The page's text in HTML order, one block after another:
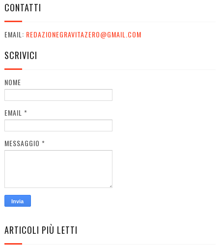
CONTATTI
EMAIL: REDAZIONEGRAVITAZERO@GMAIL.COM
SCRIVICI
NOME
EMAIL *
MESSAGGIO *
ARTICOLI PIÙ LETTI